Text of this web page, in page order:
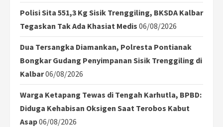
Polisi Sita 551,3 Kg Sisik Trenggiling, BKSDA Kalbar
Tegaskan Tak Ada Khasiat Medis 06/08/2026
Dua Tersangka Diamankan, Polresta Pontianak
Bongkar Gudang Penyimpanan Sisik Trenggiling di
Kalbar06/08/2026
Warga Ketapang Tewas di Tengah Karhutla, BPBD:
Diduga Kehabisan Oksigen Saat Terobos Kabut
Asap06/08/2026